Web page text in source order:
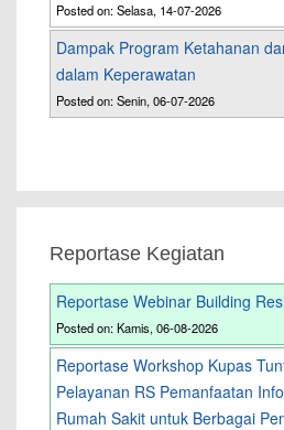
Posted on: Selasa, 14-07-2026
Dampak Program Ketahanan
dalam Keperawatan
Posted on: Senin, 06-07-2026
Reportase Kegiatan
Reportase Webinar Building
Posted on: Kamis, 06-08-2026
Reportase Workshop Kupas
Pelayanan RS Pemanfaatan
Rumah Sakit untuk Berbagai